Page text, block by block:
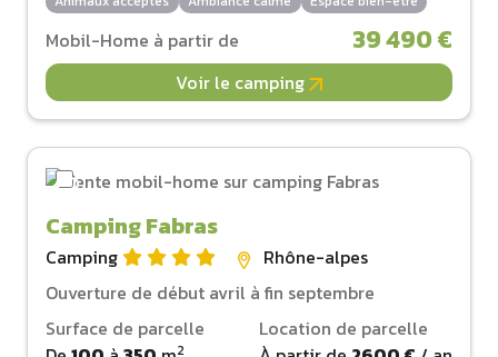
Mobil-Home à partir de 39 490 €
Voir le camping
Camping Fabras
Camping
Rhône-alpes
Ouverture de début avril à fin septembre
Surface de parcelle
2
Location de parcelle